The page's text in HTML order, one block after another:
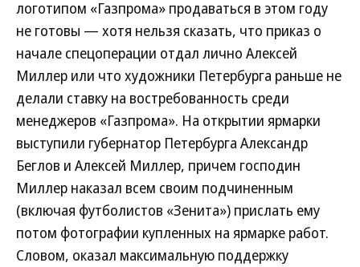
логотипом «Газпрома» продаваться в этом году
не готовы — хотя нельзя сказать, что приказ о
начале спецоперации отдал лично Алексей
Миллер или что художники Петербурга раньше не
делали ставку на востребованность среди
менеджеров «Газпрома». На открытии ярмарки
выступили губернатор Петербурга Александр
Беглов и Алексей Миллер, причем господин
Миллер наказал всем своим подчиненным
(включая футболистов «Зенита») прислать ему
потом фотографии купленных на ярмарке работ.
Словом, оказал максимальную поддержку